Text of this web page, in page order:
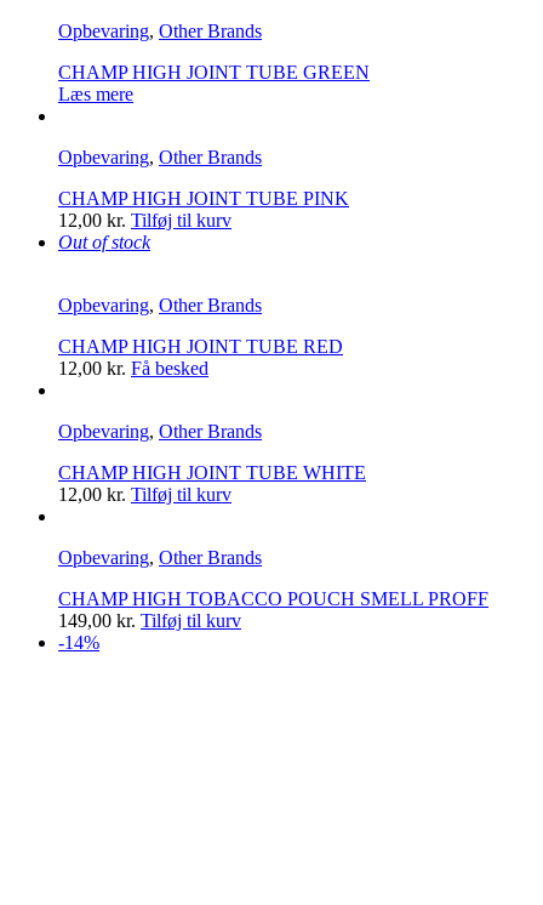
Opbevaring, Other Brands
CHAMP HIGH JOINT TUBE GREEN
Læs mere
Opbevaring, Other Brands
CHAMP HIGH JOINT TUBE PINK
12,00 kr. Tilføj til kurv
Out of stock
Opbevaring, Other Brands
CHAMP HIGH JOINT TUBE RED
12,00 kr. Få besked
Opbevaring, Other Brands
CHAMP HIGH JOINT TUBE WHITE
12,00 kr. Tilføj til kurv
Opbevaring, Other Brands
CHAMP HIGH TOBACCO POUCH SMELL PROFF
149,00 kr. Tilføj til kurv
-14%